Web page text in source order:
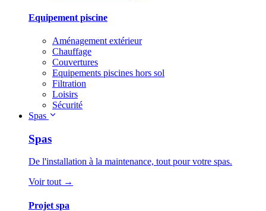
Equipement piscine
Aménagement extérieur
Chauffage
Couvertures
Equipements piscines hors sol
Filtration
Loisirs
Sécurité
Spas
Spas
De l'installation à la maintenance, tout pour votre spas.
Voir tout →
Projet spa